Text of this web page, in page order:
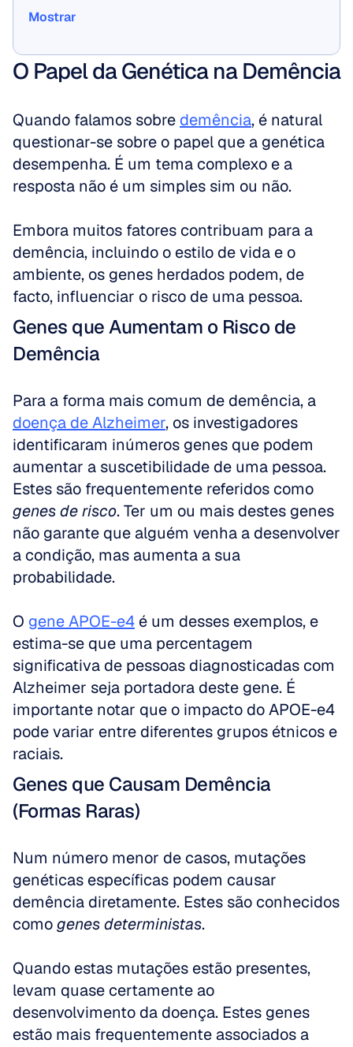
Mostrar
O Papel da Genética na Demência
Quando falamos sobre demência, é natural
questionar-se sobre o papel que a genética
desempenha. É um tema complexo e a
resposta não é um simples sim ou não.
Embora muitos fatores contribuam para a
demência, incluindo o estilo de vida e o
ambiente, os genes herdados podem, de
facto, influenciar o risco de uma pessoa.
Genes que Aumentam o Risco de
Demência
doença de Alzheimer, os investigadores
identificaram inúmeros genes que podem
aumentar a suscetibilidade de uma pessoa.
genes de risco. Ter um ou mais destes genes
não garante que alguém venha a desenvolver
a condição, mas aumenta a sua
probabilidade.
O gene APOE-e4 é um desses exemplos, e
estima-se que uma percentagem
significativa de pessoas diagnosticadas com
Alzheimer seja portadora deste gene. É
importante notar que o impacto do APOE-e4
pode variar entre diferentes grupos étnicos e
raciais.
Genes que Causam Demência
(Formas Raras)
Num número menor de casos, mutações
genéticas específicas podem causar
demência diretamente. Estes são conhecidos
como genes deterministas.
Quando estas mutações estão presentes,
levam quase certamente ao
desenvolvimento da doença. Estes genes
estão mais frequentemente associados a